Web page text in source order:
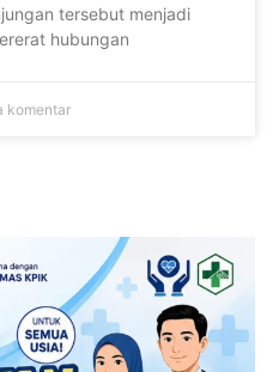
tersebut menjadi
hubungan
komentar